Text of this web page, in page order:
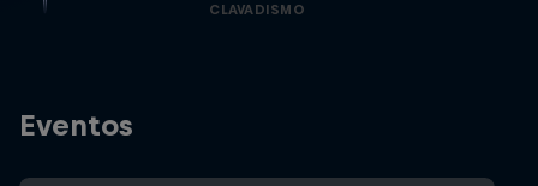
CLAVADISMO
Eventos